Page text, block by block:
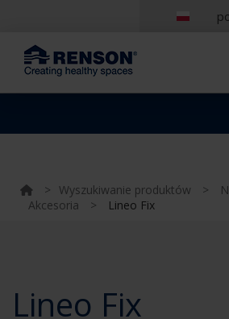
> Wyszukiwanie produktów >
Akcesoria
> Lineo Fix
Lineo Fix